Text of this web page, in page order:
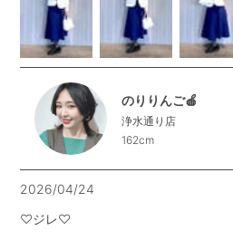
のりりんご🍎
浄水通り店
162cm
2026/04/24
♡ジレ♡